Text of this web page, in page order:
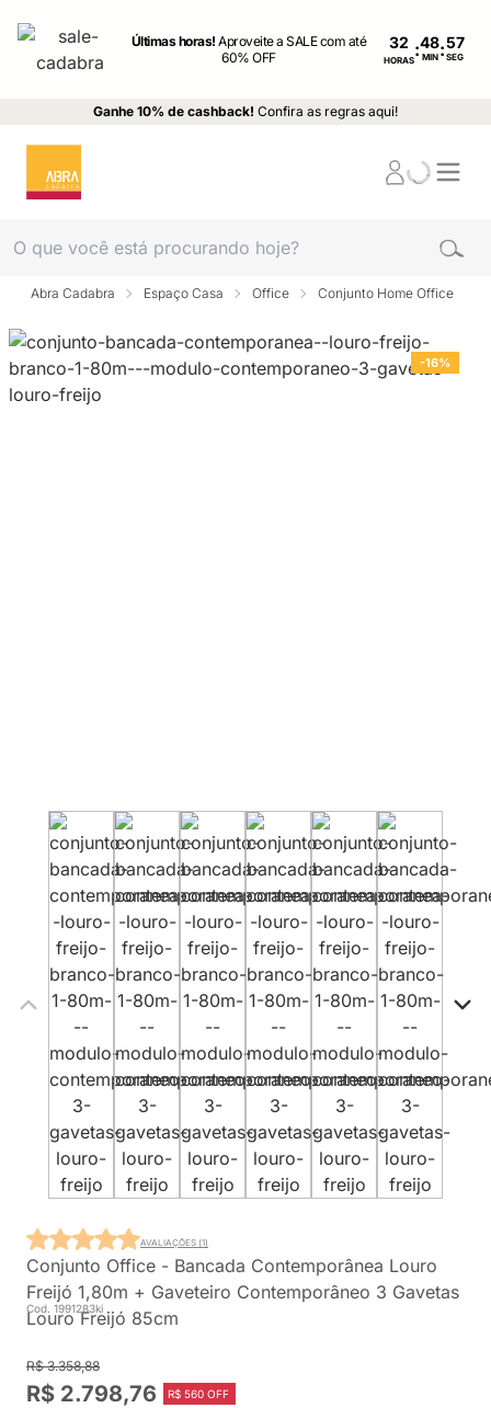
Últimas horas!Aproveite a SALE com até
60% OFF
32
HORAS: MIN : SEG
Ganhe 10% de cashback! Confira as regras aqui!
Abra Cadabra Espaço Casa Office Conjunto Home Office
-16%
Conjunto Office - Bancada Contemporânea Louro
Freijó 1,80m + Gaveteiro Contemporâneo 3 Gavetas
Louro Freijó 85cm
Cod. 1991283ki
AVALIAÇÕES (1)
R$ 3.358,88
R$ 2.798,76 R$ 560 OFF